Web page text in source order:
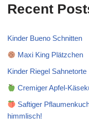
Recent
Kinder Bueno Schnitten
Maxi King Plätzchen
Kinder Riegel Sahnetorte
Cremiger Apfel-
Saftiger
himmlisch!